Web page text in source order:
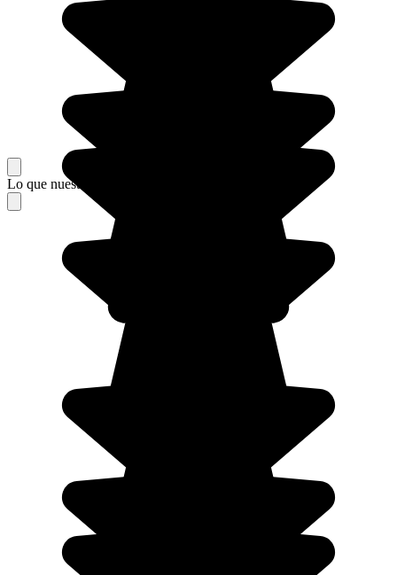
Lo que nuestros viajeros piensan de su estancia